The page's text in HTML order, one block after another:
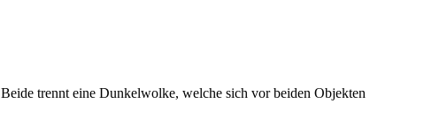
Beide trennt eine Dunkelwolke, welche sich vor beiden Objekten